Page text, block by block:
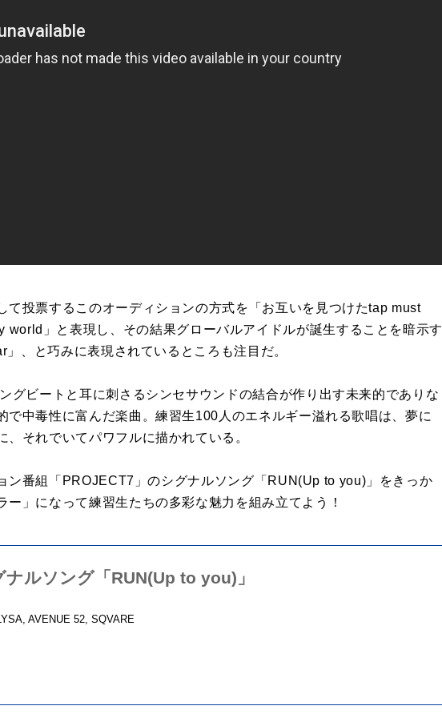
て投票するこのオーディションの方式を「お互いを見つけたtap must
world」と表現し、その結果グローバルアイドルが誕生することを暗示す
、と巧みに表現されているところも注目だ。
グビートと耳に刺さるシンセサウンドの結合が作り出す未来的でありな
で中毒性に富んだ楽曲。練習生100人のエネルギー溢れる歌唱は、夢に
それでいてパワフルに描かれている。
ン番組「PROJECT7」のシグナルソング「RUN(Up to you)」をきっか
」になって練習生たちの多彩な魅力を組み立てよう！
ルソング「RUN(Up to you)」
AVENUE 52, SQVARE